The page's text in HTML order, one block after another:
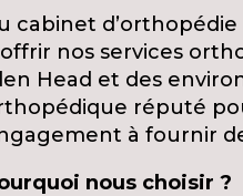
cabinet
nos services
Head et des
réputé
à fournir
nous choisir ?